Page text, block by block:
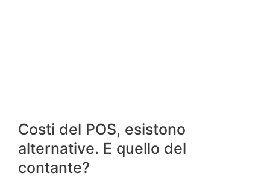
Costi del POS, esistono
alternative. E quello del
contante?